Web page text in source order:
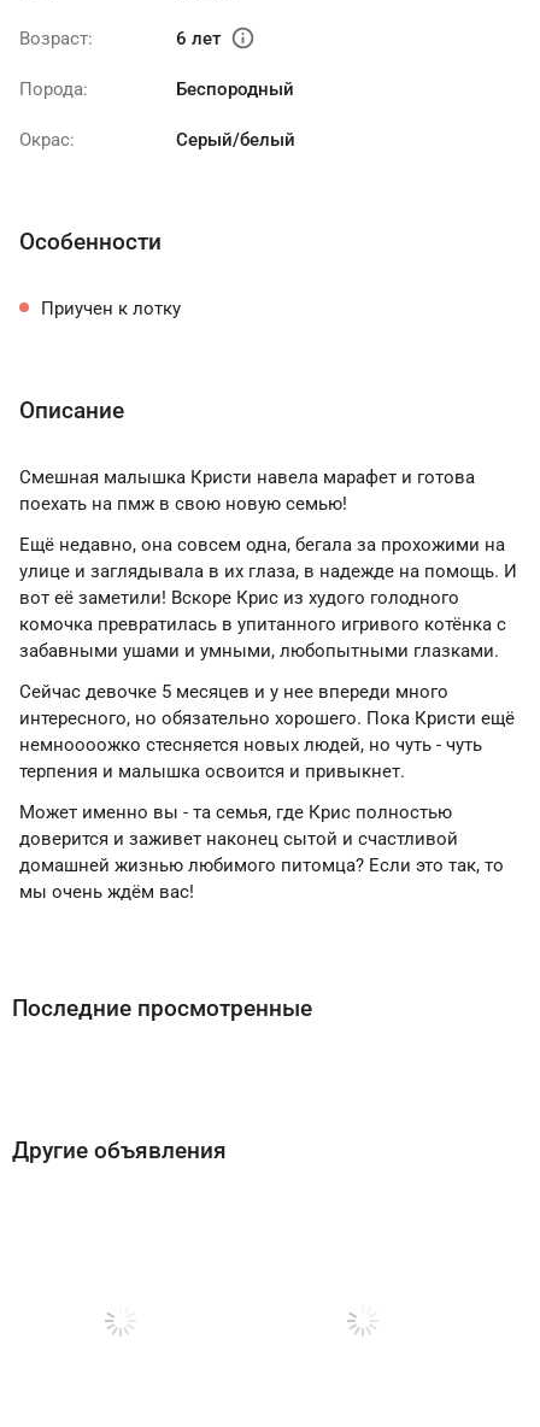
Возраст: 6 лет info
Порода: Беспородный
Окрас: Серый/белый
Особенности
Приучен к лотку
Описание
Смешная малышка Кристи навела марафет и готова
поехать на пмж в свою новую семью!
Ещё недавно, она совсем одна, бегала за прохожими на
улице и заглядывала в их глаза, в надежде на помощь. И
вот её заметили! Вскоре Крис из худого голодного
комочка превратилась в упитанного игривого котёнка с
забавными ушами и умными, любопытными глазками.
Сейчас девочке 5 месяцев и у нее впереди много
интересного, но обязательно хорошего. Пока Кристи ещё
немноооожко стесняется новых людей, но чуть - чуть
терпения и малышка освоится и привыкнет.
Может именно вы - та семья, где Крис полностью
доверится и заживет наконец сытой и счастливой
домашней жизнью любимого питомца? Если это так, то
мы очень ждём вас!
Последние просмотренные
Другие объявления